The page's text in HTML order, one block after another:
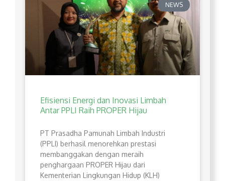
NEWS
Efisiensi Energi dan Inovasi Limbah
Antar PPLI Raih PROPER Hijau
PT Prasadha Pamunah Limbah Industri
(PPLI) berhasil menorehkan prestasi
membanggakan dengan meraih
penghargaan PROPER Hijau dari
Kementerian Lingkungan Hidup (KLH)